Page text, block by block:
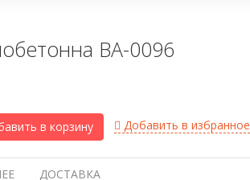
BA-0096
в корзину Добавить в избранное
ДОСТАВКА